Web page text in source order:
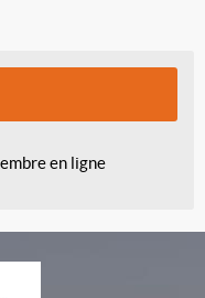
en ligne